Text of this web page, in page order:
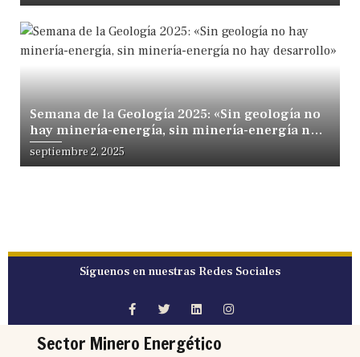
Semana de la Geología 2025: «Sin geología no
hay minería-energía, sin minería-energía no
hay desarrollo»
septiembre 2, 2025
Síguenos en nuestras Redes Sociales
Sector Minero Energético